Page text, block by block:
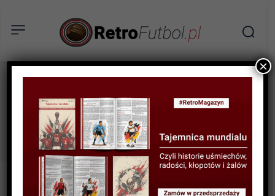
Tag: Neymar
×